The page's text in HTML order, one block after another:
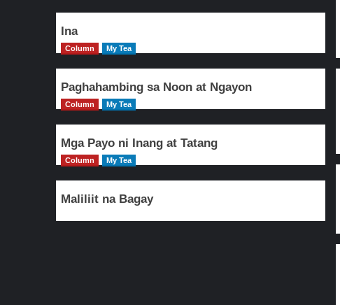
Ina
Column My Tea
Paghahambing sa Noon at Ngayon
Column My Tea
Mga Payo ni Inang at Tatang
Column My Tea
Maliliit na Bagay